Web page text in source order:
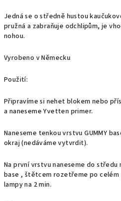
Jedná se o středně hustou
pružná a zabraňuje odchlipům, je
nohou.
Vyrobeno v Německu
Použití:
Připravíme si nehet blokem nebo
a naneseme Yvetten primer.
Naneseme tenkou vrstvu GUMMY
okraj (nedáváme vytvrdit).
Na první vrstvu naneseme do středu
base , štětcem rozetřeme po
lampy na 2 min.